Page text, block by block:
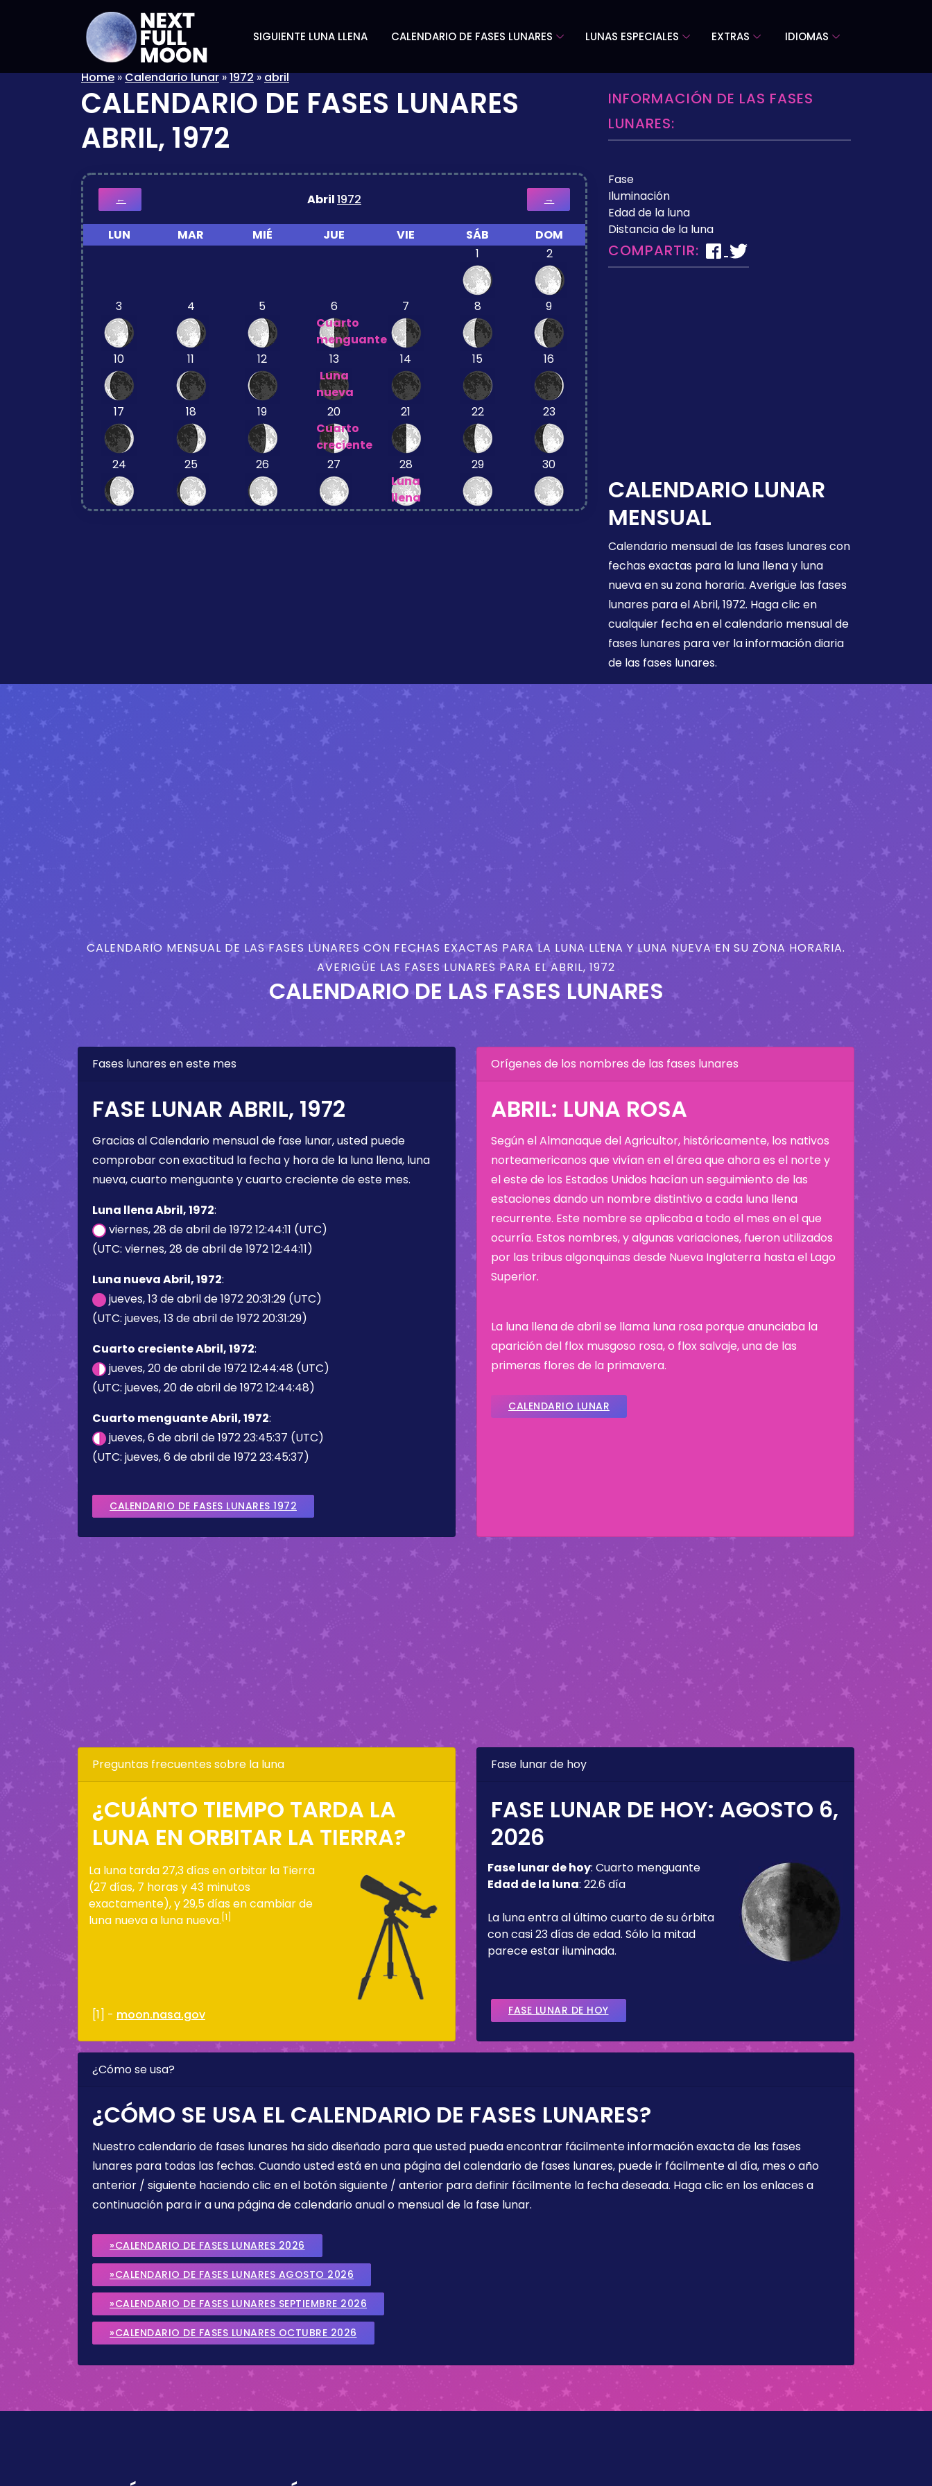
SIGUIENTE LUNA LLENA CALENDARIO DE FASES LUNARES LUNAS ESPECIALES EXTRAS IDIOMAS
Home»Calendario lunar»1972»abril
CALENDARIO DE FASES LUNARES
ABRIL, 1972
← Abril1972 →
LUN MAR MIÉ JUE VIE SÁB
DOM
1
2
3 4 5
6
Cuarto
menguante
7 8 9
10 11 12
13
Luna
nueva
14 15 16
17 18 19
20
Cuarto
creciente
21 22 23
24 25 26 27
28
Luna
llena
29 30
INFORMACIÓN DE LAS FASES
LUNARES:
Fase
Iluminación
Edad de la luna
Distancia de la luna
COMPARTIR:
CALENDARIO LUNAR
MENSUAL
Calendario mensual de las fases lunares con
fechas exactas para la luna llena y luna
nueva en su zona horaria. Averigüe las fases
lunares para el Abril, 1972. Haga clic en
cualquier fecha en el calendario mensual de
fases lunares para ver la información diaria
de las fases lunares.
CALENDARIO MENSUAL DE LAS FASES LUNARES CON FECHAS EXACTAS PARA LA LUNA LLENA Y LUNA NUEVA EN SU ZONA HORARIA.
AVERIGÜE LAS FASES LUNARES PARA EL ABRIL, 1972
CALENDARIO DE LAS FASES LUNARES
Fases lunares en este mes
FASE LUNAR ABRIL, 1972
Gracias al Calendario mensual de fase lunar, usted puede
comprobar con exactitud la fecha y hora de la luna llena, luna
nueva, cuarto menguante y cuarto creciente de este mes.
Luna llena Abril, 1972:
viernes, 28 de abril de 1972 12:44:11 (UTC)
(UTC: viernes, 28 de abril de 1972 12:44:11)
Luna nueva Abril, 1972:
jueves, 13 de abril de 1972 20:31:29 (UTC)
(UTC: jueves, 13 de abril de 1972 20:31:29)
Cuarto creciente Abril, 1972:
jueves, 20 de abril de 1972 12:44:48 (UTC)
(UTC: jueves, 20 de abril de 1972 12:44:48)
Cuarto menguante Abril, 1972:
jueves, 6 de abril de 1972 23:45:37 (UTC)
(UTC: jueves, 6 de abril de 1972 23:45:37)
CALENDARIO DE FASES LUNARES 1972
Orígenes de los nombres de las fases lunares
ABRIL: LUNA ROSA
Según el Almanaque del Agricultor, históricamente, los nativos
norteamericanos que vivían en el área que ahora es el norte y
el este de los Estados Unidos hacían un seguimiento de las
estaciones dando un nombre distintivo a cada luna llena
recurrente. Este nombre se aplicaba a todo el mes en el que
ocurría. Estos nombres, y algunas variaciones, fueron utilizados
por las tribus algonquinas desde Nueva Inglaterra hasta el Lago
Superior.
La luna llena de abril se llama luna rosa porque anunciaba la
aparición del flox musgoso rosa, o flox salvaje, una de las
primeras flores de la primavera.
CALENDARIO LUNAR
Preguntas frecuentes sobre la luna
¿CUÁNTO TIEMPO TARDA LA
LUNA EN ORBITAR LA TIERRA?
La luna tarda 27,3 días en orbitar la Tierra
(27 días, 7 horas y 43 minutos
exactamente), y 29,5 días en cambiar de
luna nueva a luna nueva. [1]
[1] - moon.nasa.gov
Fase lunar de hoy
FASE LUNAR DE HOY: AGOSTO 6,
2026
Fase lunar de hoy: Cuarto menguante
Edad de la luna: 22.6 día
La luna entra al último cuarto de su órbita
con casi 23 días de edad. Sólo la mitad
parece estar iluminada.
FASE LUNAR DE HOY
¿Cómo se usa?
¿CÓMO SE USA EL CALENDARIO DE FASES LUNARES?
Nuestro calendario de fases lunares ha sido diseñado para que usted pueda encontrar fácilmente información exacta de las fases
lunares para todas las fechas. Cuando usted está en una página del calendario de fases lunares, puede ir fácilmente al día, mes o año
anterior / siguiente haciendo clic en el botón siguiente / anterior para definir fácilmente la fecha deseada. Haga clic en los enlaces a
continuación para ir a una página de calendario anual o mensual de la fase lunar.
»CALENDARIO DE FASES LUNARES 2026
»CALENDARIO DE FASES LUNARES AGOSTO 2026
»CALENDARIO DE FASES LUNARES SEPTIEMBRE 2026
»CALENDARIO DE FASES LUNARES OCTUBRE 2026